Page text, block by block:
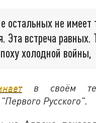
остальных не имеет
Эта встреча равных.
холодной войны,
в своём
Русского".